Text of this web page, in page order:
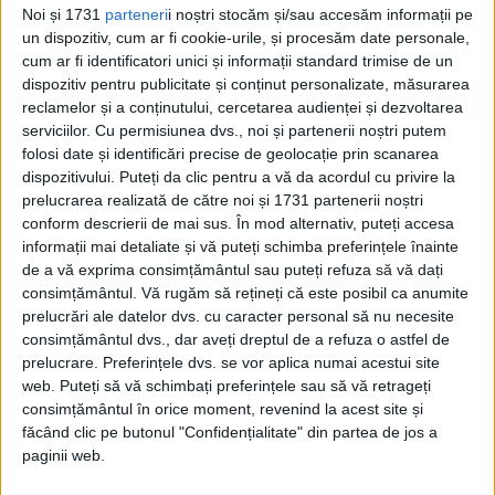
Noi și 1731 partenerii noștri stocăm și/sau accesăm informații pe
un dispozitiv, cum ar fi cookie-urile, și procesăm date personale,
cum ar fi identificatori unici și informații standard trimise de un
dispozitiv pentru publicitate și conținut personalizate, măsurarea
reclamelor și a conținutului, cercetarea audienței și dezvoltarea
serviciilor. Cu permisiunea dvs., noi și partenerii noștri putem
folosi date și identificări precise de geolocație prin scanarea
dispozitivului. Puteți da clic pentru a vă da acordul cu privire la
prelucrarea realizată de către noi și 1731 partenerii noștri
conform descrierii de mai sus. În mod alternativ, puteți accesa
informații mai detaliate și vă puteți schimba preferințele înainte
de a vă exprima consimțământul sau puteți refuza să vă dați
consimțământul. Vă rugăm să rețineți că este posibil ca anumite
prelucrări ale datelor dvs. cu caracter personal să nu necesite
consimțământul dvs., dar aveți dreptul de a refuza o astfel de
prelucrare. Preferințele dvs. se vor aplica numai acestui site
web. Puteți să vă schimbați preferințele sau să vă retrageți
consimțământul în orice moment, revenind la acest site și
făcând clic pe butonul "Confidențialitate" din partea de jos a
paginii web.
Din ultima ediție ...
Regina României
Carol al II-lea și acțiunile sale care au ruinat
România Mare
Afaceri oneroase care au marcat România
modernă: Strousberg și Hallier
ETICHETE:
PUBLICAT IN CATEGORIILE:
MAI 2025
DISTRIBUIE ȘTIREA: FACEBOOK|TWITTER
DACĂ VA PLAC MATERIALELE PUBLICATE, VA INVITĂM SĂ NE URMĂRIȚI
ȘI PE PAGINA NOASTRĂ DE FACEBOOK
RECOMANDARI PENTRU TINE
Istoria sloturilor: de la primele aparate